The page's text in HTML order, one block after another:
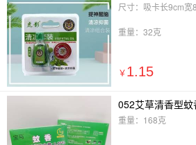
尺寸：吸卡长9cm宽
重量：32克
￥ 1.15
052艾草清香型蚊
重量：168克